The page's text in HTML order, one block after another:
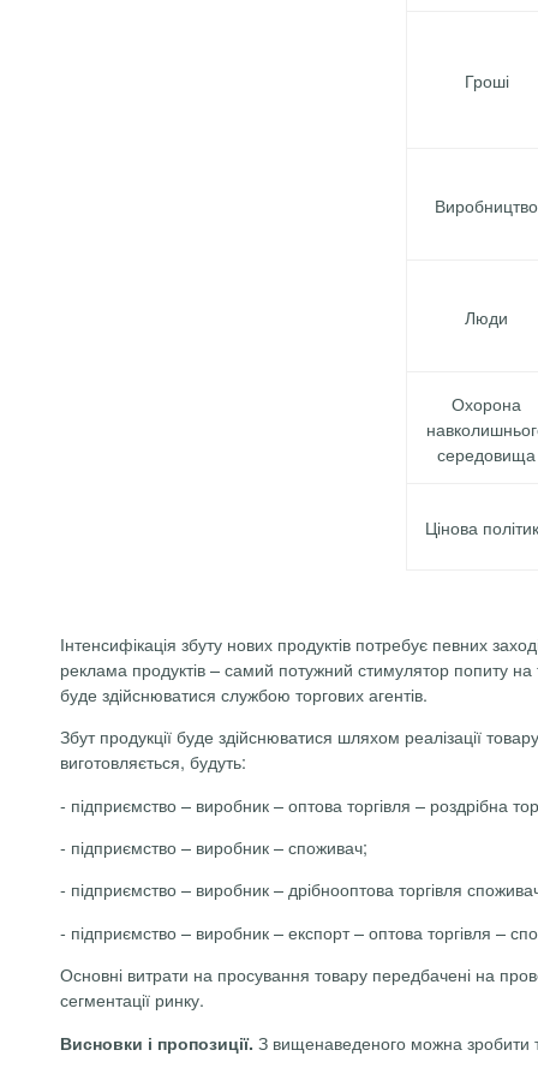
Гроші
Виробництво
Люди
Охорона
середовища
Цінова
Інтенсифікація збуту нових продуктів потребує певних
реклама продуктів – самий потужний стимулятор попиту
буде здійснюватися службою торгових агентів.
Збут продукції буде здійснюватися шляхом реалізації
виготовляється, будуть:
- підприємство – виробник – оптова торгівля – роздрібна
- підприємство – виробник – споживач;
- підприємство – виробник – дрібнооптова торгівля
- підприємство – виробник – експорт – оптова торгівля –
Основні витрати на просування товару передбачені на
сегментації ринку.
Висновки і пропозиції. З вищенаведеного можна зробити